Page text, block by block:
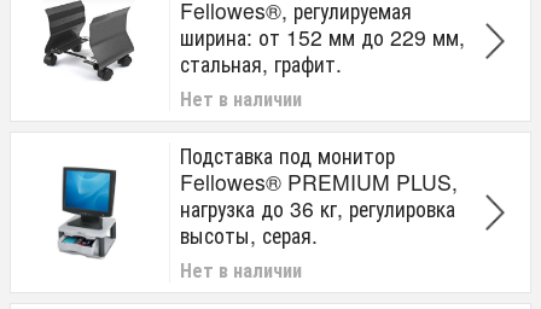
Fellowes®, регулируемая
ширина: от 152 мм до 229 мм,
стальная, графит.
Нет в наличии
Подставка под монитор
Fellowes® PREMIUM PLUS,
нагрузка до 36 кг, регулировка
высоты, серая.
Нет в наличии